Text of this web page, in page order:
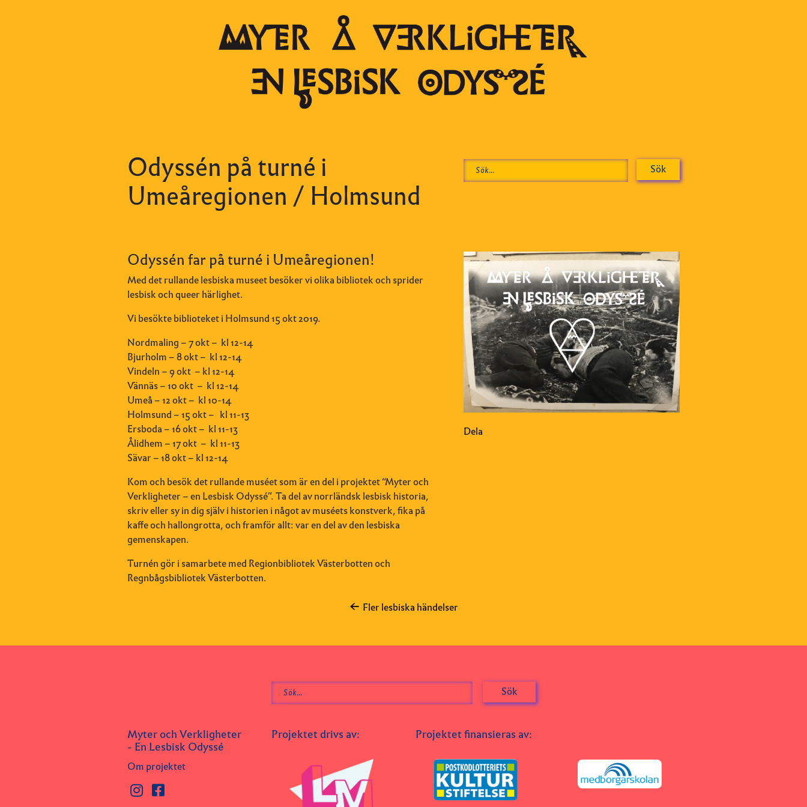
Odyssén på turné i
Umeåregionen / Holmsund
Odyssén far på turné i Umeåregionen!
Med det rullande lesbiska museet besöker vi olika bibliotek och sprider
lesbisk och queer härlighet.
Vi besökte biblioteket i Holmsund 15 okt 2019.
Nordmaling – 7 okt – kl 12-14
Bjurholm – 8 okt – kl 12-14
Vindeln – 9 okt – kl 12-14
Vännäs – 10 okt – kl 12-14
Umeå – 12 okt – kl 10-14
Holmsund – 15 okt – kl 11-13
Ersboda – 16 okt – kl 11-13
Ålidhem – 17 okt – kl 11-13
Sävar – 18 okt – kl 12-14
Kom och besök det rullande muséet som är en del i projektet “Myter och
Verkligheter – en Lesbisk Odyssé”. Ta del av norrländsk lesbisk historia,
skriv eller sy in dig själv i historien i något av muséets konstverk, fika på
kaffe och hallongrotta, och framför allt: var en del av den lesbiska
gemenskapen.
Turnén gör i samarbete med Regionbibliotek Västerbotten och
Regnbågsbibliotek Västerbotten.
Dela
Fler lesbiska händelser
Myter och Verkligheter
- En Lesbisk Odyssé
Om projektet
Projektet drivs av: Projektet finansieras av: